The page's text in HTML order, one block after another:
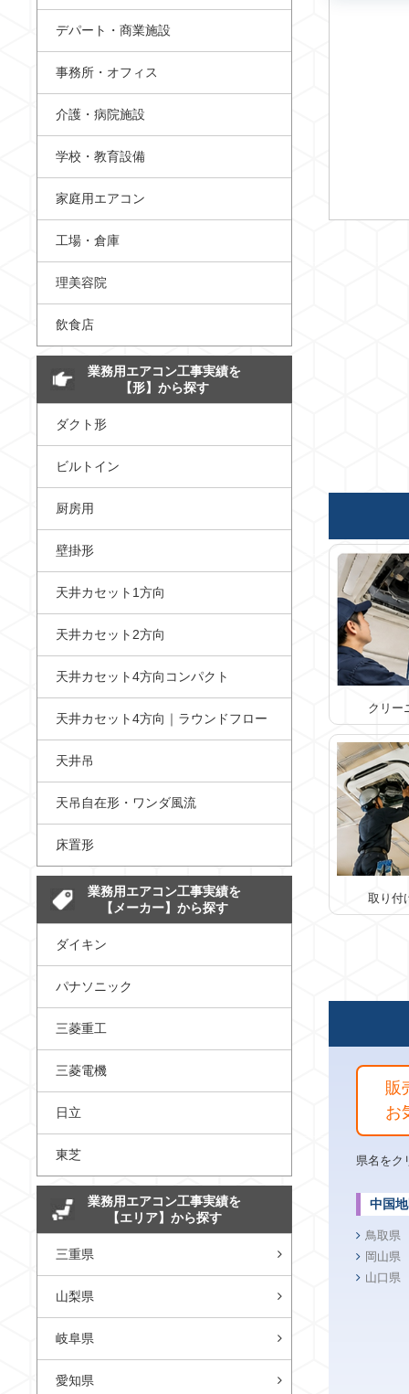
クリー
取り付
販
お
県名をク
中国
鳥取県
岡山県
山口県
デパート・商業施設
事務所・オフィス
介護・病院施設
学校・教育設備
家庭用エアコン
工場・倉庫
理美容院
飲食店
業務用エアコン工事実績を
【形】から探す
ダクト形
ビルトイン
厨房用
壁掛形
天井カセット1方向
天井カセット2方向
天井カセット4方向コンパクト
天井カセット4方向｜ラウンドフロー
天井吊
天吊自在形・ワンダ風流
床置形
業務用エアコン工事実績を
【メーカー】から探す
ダイキン
パナソニック
三菱重工
三菱電機
日立
東芝
業務用エアコン工事実績を
【エリア】から探す
三重県
山梨県
岐阜県
愛知県